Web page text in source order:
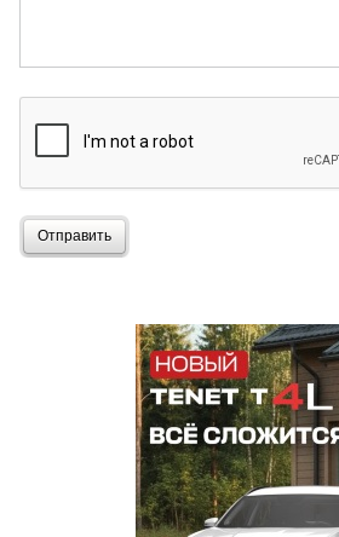
Отправить